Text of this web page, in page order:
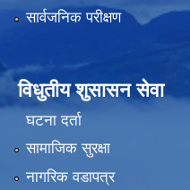
सार्वजनिक परीक्षण
विधुतीय शुसासन सेवा
घटना दर्ता
सामाजिक सुरक्षा
नागरिक वडापत्र